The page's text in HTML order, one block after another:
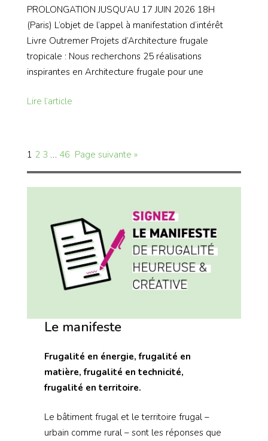
PROLONGATION JUSQU’AU 17 JUIN 2026 18H
(Paris) L’objet de l’appel à manifestation d’intérêt
Livre Outremer Projets d’Architecture frugale
tropicale : Nous recherchons 25 réalisations
inspirantes en Architecture frugale pour une
Lire l’article
1 2 3 … 46 Page suivante »
Le manifeste
Frugalité en énergie, frugalité en
matière, frugalité en technicité,
frugalité en territoire.
Le bâtiment frugal et le territoire frugal –
urbain comme rural – sont les réponses que